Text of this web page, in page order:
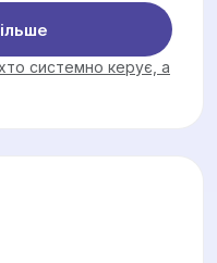
системно керує, а